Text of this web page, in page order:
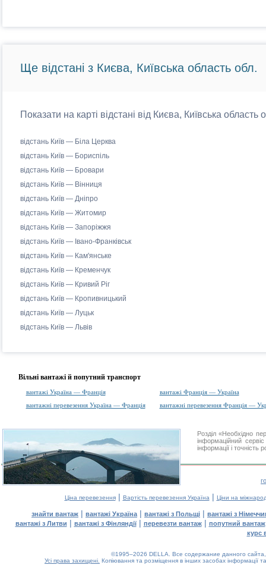
Ще відстані з Києва, Київська область обл.
Показати на карті відстані від Києва, Київська
відстань Київ — Біла Церква
відстань Київ — Бориспіль
відстань Київ — Бровари
відстань Київ — Вінниця
відстань Київ — Дніпро
відстань Київ — Житомир
відстань Київ — Запоріжжя
відстань Київ — Івано-Франківськ
відстань Київ — Кам'янське
відстань Київ — Кременчук
відстань Київ — Кривий Ріг
відстань Київ — Кропивницький
відстань Київ — Луцьк
відстань Київ — Львів
Вільні вантажі й попутний транспорт
вантажі Україна — Франція
вантажі Франція — Україна
вантажні перевезення Україна — Франція
вантажні перевезення Франція —
Розділ «Необхідно
інформаційний
інформації і
Ціна перевезення| Вартість перевезення Україна | Ціни на
знайти вантаж | вантажі Україна | вантажі з Польщі | вантажі з
вантажі з Литви | вантажі з Фінляндії| перевезти вантаж| попутний вантаж
курс
©1995–2026 DELLA. Все содержание данного
Усі права захищені. Копіювання та розміщення в інших засобах інформації